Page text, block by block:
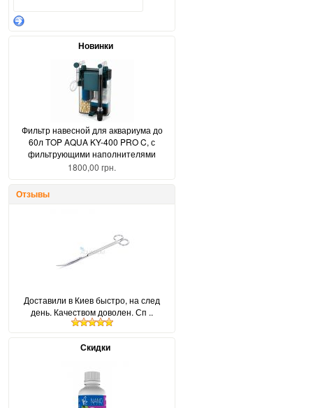
Новинки
Фильтр навесной для аквариума до
60л TOP AQUA KY-400 PRO C, с
фильтрующими наполнителями
1800,00 грн.
Отзывы
Доставили в Киев быстро, на след
день. Качеством доволен. Сп ..
Скидки